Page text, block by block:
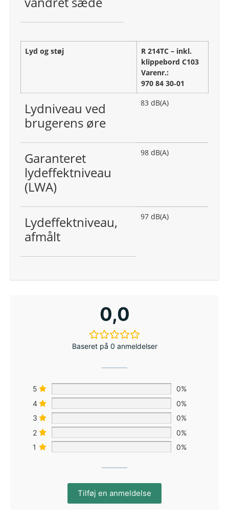
Lyd og støj
R 214TC – inkl.
klippebord C103
Varenr.:
970 84 30‑01
Lydniveau ved
brugerens øre
83 dB(A)
Garanteret
lydeffektniveau
(LWA)
98 dB(A)
Lydeffektniveau,
afmålt
97 dB(A)
0,0
Baseret på 0 anmeldelser
5
0%
4
0%
3
0%
2
0%
1
0%
Tilføj en anmeldelse